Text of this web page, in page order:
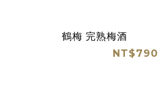
鶴梅 完熟梅酒
NT$790